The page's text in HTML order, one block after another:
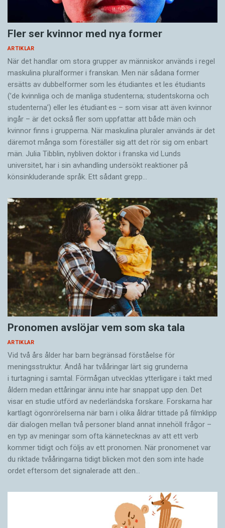
Fler ser kvinnor med nya former
ARTIKLAR
När det handlar om stora grupper av människor används i regel
maskulina pluralformer i franskan. Men när sådana ­former
ersätts av dubbel­former som les étudiantes et les étudiants
(’de kvinnliga och de manliga studenterna; studentskorna och
studenterna’) eller les étudiant·es – som visar att även kvinnor
ingår – är det också fler som uppfattar att både män och
kvinnor finns i grupperna. När maskulina pluraler används är det
där­emot många som föreställer sig att det rör sig om enbart
män. Julia Tibblin, nybliven doktor i franska vid Lunds
universitet, har i sin avhandling undersökt reaktioner på
könsinkluderande språk. Ett sådant grepp…
Pronomen avslöjar vem som ska tala
ARTIKLAR
Vid två års ålder har barn begränsad förståelse för
meningsstruktur. Ändå har tvååringar lärt sig grunderna
i turtagning i samtal. Förmågan utvecklas ytterligare i takt med
åldern medan ettåringar ännu inte har snappat upp den. Det
visar en studie utförd av nederländska forskare. Forskarna har
kartlagt ögonrörelserna när barn i olika åldrar tittade på filmklipp
där dialogen mellan två personer bland annat innehöll frågor –
en typ av meningar som ofta kännetecknas av att ett verb
kommer tidigt och följs av ett pronomen. När pronomenet var
du riktade tvååringarna tidigt blicken mot den som inte hade
ordet eftersom det ­signalerade att den…